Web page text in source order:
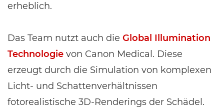
erheblich.
Das Team nutzt auch die Global Illumination
Technologie von Canon Medical. Diese
erzeugt durch die Simulation von komplexen
Licht- und Schattenverhältnissen
fotorealistische 3D-Renderings der Schädel.